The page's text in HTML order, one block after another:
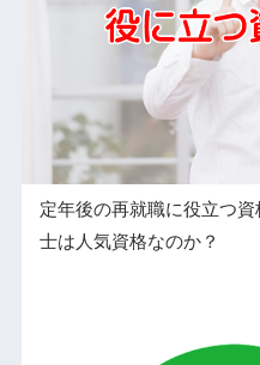
定年後の再就職に役立つ
士は人気資格なのか？